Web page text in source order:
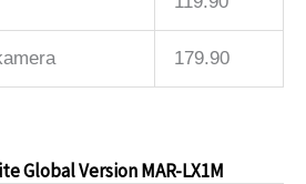
179.90
Global Version MAR-LX1M